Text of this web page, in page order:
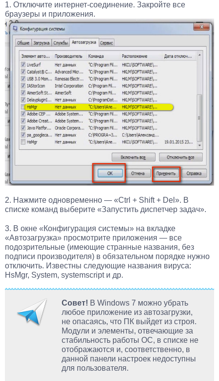
1. Отключите интернет-соединение. Закройте все
браузеры и приложения.
2. Нажмите одновременно — «Ctrl + Shift + Del». В
списке команд выберите «Запустить диспетчер задач».
3. В окне «Конфигурация системы» на вкладке
«Автозагрузка» просмотрите приложения — все
подозрительные (имеющие странные названия, без
подписи производителя) в обязательном порядке нужно
отключить. Известны следующие названия вируса:
HsMgr, System, systemscript и др.
Совет! В Windows 7 можно убрать
любое приложение из автозагрузки,
не опасаясь, что ПК выйдет из строя.
Модули и элементы, отвечающие за
стабильность работы ОС, в списке не
отображаются и, соответственно, в
данной панели настроек недоступны
для пользователя.